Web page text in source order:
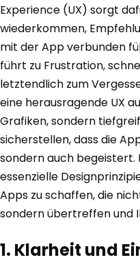
Experience (UX) sorgt
wiederkommen,
mit der App verbunden
führt zu Frustration,
letztendlich zum
eine herausragende UX
Grafiken, sondern
sicherstellen, dass die
sondern auch
essenzielle
Apps zu schaffen, die
sondern übertreffen und
1. Klarheit und